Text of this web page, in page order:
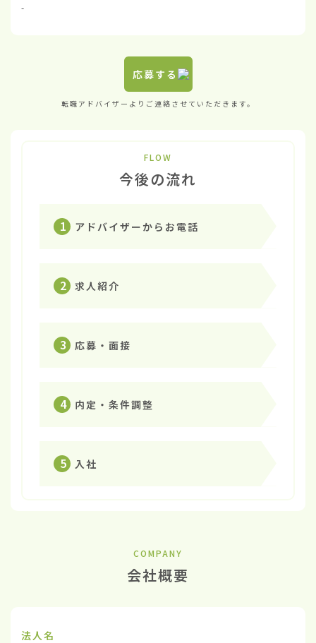
-
応募する
転職アドバイザーよりご連絡させていただきます。
FLOW
今後の流れ
1 アドバイザーからお電話
2 求人紹介
3 応募・面接
4 内定・条件調整
5 入社
COMPANY
会社概要
法人名